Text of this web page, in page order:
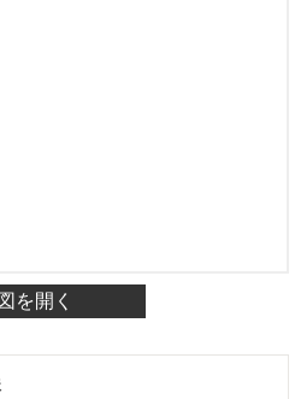
を開く